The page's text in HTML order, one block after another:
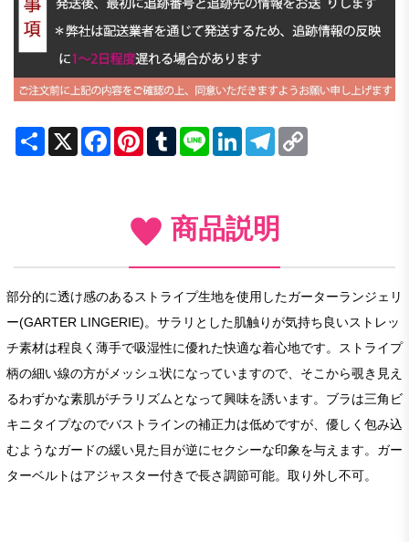
Share X FacebookPinterestTumblrLine LinkedInTelegram
商品説明
部分的に透け感のあるストライプ生地を使用したガーターランジェリ
ー(GARTER LINGERIE)。サラリとした肌触りが気持ち良いストレッ
チ素材は程良く薄手で吸湿性に優れた快適な着心地です。ストライプ
柄の細い線の方がメッシュ状になっていますので、そこから覗き見え
るわずかな素肌がチラリズムとなって興味を誘います。ブラは三角ビ
キニタイプなのでバストラインの補正力は低めですが、優しく包み込
むようなガードの緩い見た目が逆にセクシーな印象を与えます。ガー
ターベルトはアジャスター付きで長さ調節可能。取り外し不可。